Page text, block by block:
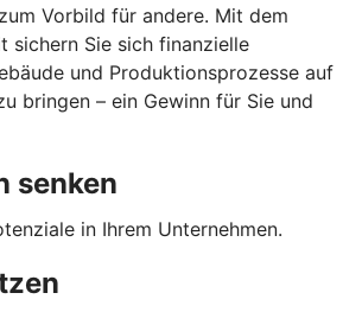
Vorbild für andere. Mit dem
sichern Sie sich finanzielle
und Produktionsprozesse auf
bringen – ein Gewinn für Sie und
senken
in Ihrem Unternehmen.